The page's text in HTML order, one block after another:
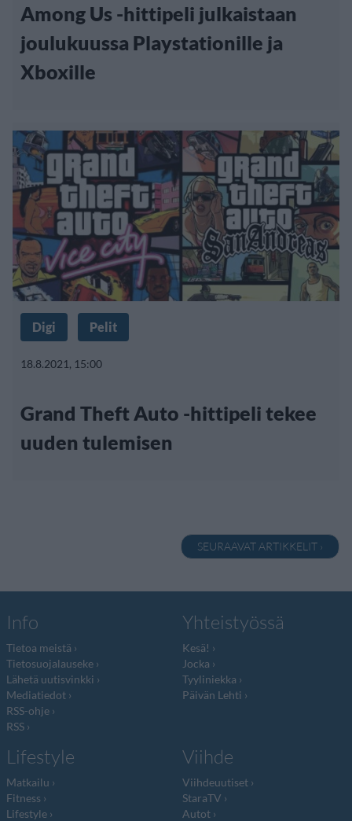
Among Us -hittipeli julkaistaan
joulukuussa Playstationille ja
Xboxille
Digi Pelit
18.8.2021, 15:00
Grand Theft Auto -hittipeli tekee
uuden tulemisen
SEURAAVAT ARTIKKELIT ›
Info
Tietoa meistä
Tietosuojalauseke
Lähetä uutisvinkki
Mediatiedot
RSS-ohje
RSS
Yhteistyössä
Kesä!
Jocka
Tyyliniekka
Päivän Lehti
Lifestyle
Matkailu
Fitness
Lifestyle
Viihde
Viihdeuutiset
StaraTV
Autot